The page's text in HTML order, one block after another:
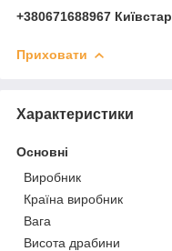
+380671688967 Київстар
Приховати
Характеристики
Основні
Виробник
Країна виробник
Вага
Висота драбини